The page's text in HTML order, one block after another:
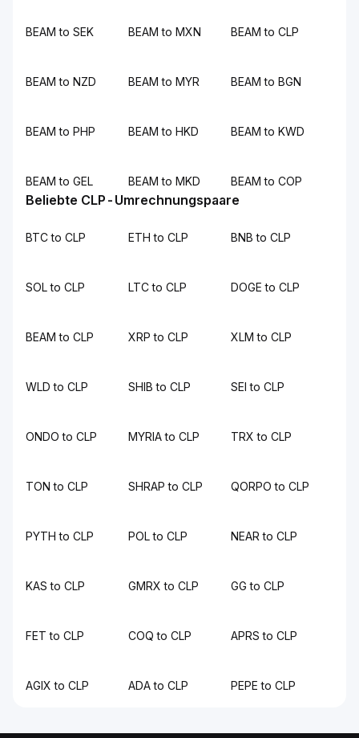
BEAM to SEK BEAM to MXN BEAM to CLP
BEAM to NZD BEAM to MYR BEAM to BGN
BEAM to PHP BEAM to HKD BEAM to KWD
BEAM to GEL BEAM to MKD BEAM to COP
Beliebte CLP-Umrechnungspaare
BTC to CLP ETH to CLP BNB to CLP
SOL to CLP LTC to CLP DOGE to CLP
BEAM to CLP XRP to CLP XLM to CLP
WLD to CLP SHIB to CLP SEI to CLP
ONDO to CLP MYRIA to CLP TRX to CLP
TON to CLP SHRAP to CLP QORPO to CLP
PYTH to CLP POL to CLP NEAR to CLP
KAS to CLP GMRX to CLP GG to CLP
FET to CLP COQ to CLP APRS to CLP
AGIX to CLP ADA to CLP PEPE to CLP